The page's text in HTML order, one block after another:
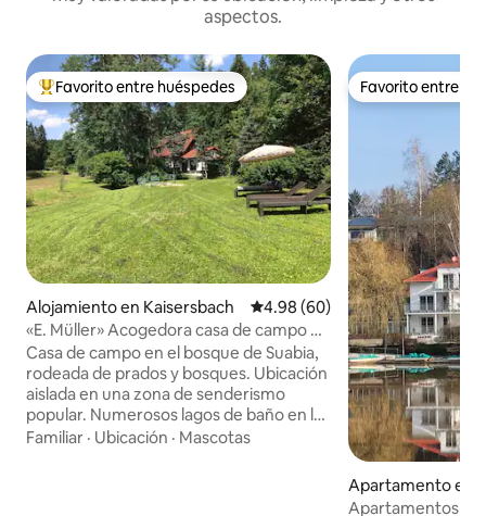
aspectos.
Favorito entre huéspedes preferido
Favorito entre huéspedes
Alojamiento en Kaisersbach Calificación promedio: 4.98 de
4.98 (60)
«E. Müller» Acogedora casa de campo en
una ubicación aislada.
Casa de campo en el bosque de Suabia,
rodeada de prados y bosques. Ubicación
aislada en una zona de senderismo
popular. Numerosos lagos de baño en las
inmediaciones. Nuestro apartamento de
Familiar · Ubicación · Mascotas
Favorito entre
Favorito entre
Apartamento en
Apartamentos de